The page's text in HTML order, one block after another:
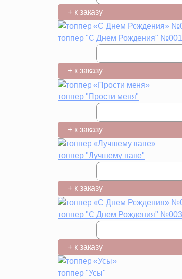
+ к заказу
топпер "С Днем Рождения" №001
+ к заказу
топпер "Прости меня"
+ к заказу
топпер "Лучшему папе"
+ к заказу
топпер "С Днем Рождения" №003
+ к заказу
топпер "Усы"